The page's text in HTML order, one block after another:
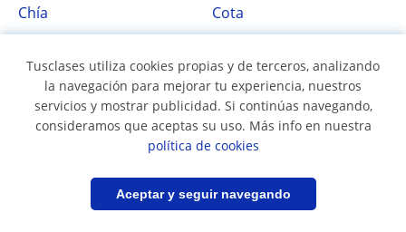
Guardar búsqueda
Chía
Cota
Funza
Itagui
Clases de pintura en La
Clases de pintura en
Medellín
Tusclases utiliza cookies propias y de terceros, analizando
la navegación para mejorar tu experiencia, nuestros
servicios y mostrar publicidad. Si continúas navegando,
consideramos que aceptas su uso. Más info en nuestra
política de cookies
Aceptar y seguir navegando